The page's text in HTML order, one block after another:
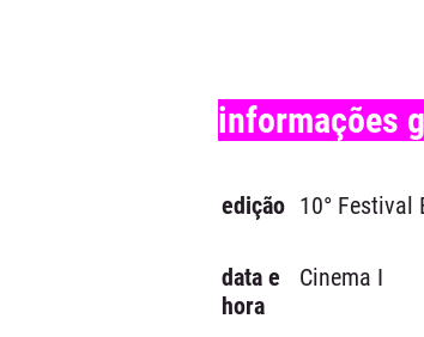
informações
edição 10° Festival
data e
hora
Cinema I